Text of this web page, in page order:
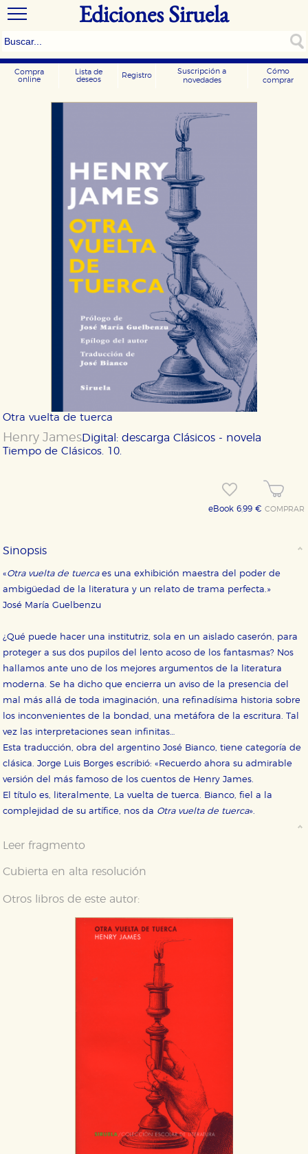
Ediciones Siruela
Compra
online
Lista de
deseos
Registro
Suscripción a
novedades
Cómo
comprar
Otra vuelta de tuerca
Henry James
Tiempo de Clásicos. 10.
Digital: descargaClásicos - novela
eBook 6,99 €COMPRAR
Sinopsis
«Otra vuelta de tuercaes una exhibición maestra del poder de
ambigüedad de la literatura y un relato de trama perfecta.»
José María Guelbenzu
¿Qué puede hacer una institutriz, sola en un aislado caserón, para
proteger a sus dos pupilos del lento acoso de los fantasmas? Nos
hallamos ante uno de los mejores argumentos de la literatura
moderna. Se ha dicho que encierra un aviso de la presencia del
mal más allá de toda imaginación, una refinadísima historia sobre
los inconvenientes de la bondad, una metáfora de la escritura. Tal
vez las interpretaciones sean infinitas…
Esta traducción, obra del argentino José Bianco, tiene categoría de
clásica. Jorge Luis Borges escribió: «Recuerdo ahora su admirable
versión del más famoso de los cuentos de Henry James.
El título es, literalmente, La vuelta de tuerca. Bianco, fiel a la
complejidad de su artífice, nos da Otra vuelta de tuerca».
Leer fragmento
Cubierta en alta resolución
Otros libros de este autor:
CONFIGURACIÓN DE COOKIES
HABILITAR TODO RECHAZAR TODO
Cookies necesarias
web funcione y no es posible deshabilitarlas desde
nuestro sistema. Es posible hacerlo desde el
correctamente.
Cookies de rendimiento y analíticas
Estas cookies se utilizan para mejorar su experiencia
de navegación y optimizar el funcionamiento de
nuestro sitio web. Almacenan configuraciones de
servicios para que no tenga que reconfigurarlos cada
vez que nos visita. La información es agregada y, por lo
Cookies de publicidad y redes sociales
Estas cookies son gestionadas por nuestros socios
publicitarios y se utilizan para mostrar publicidad
relevante para sus intereses en otros sitios. No
almacenan directamente información personal sino
que se basan en la identificación única de su
navegador y dispositivo de internet.
GUARDAR CONFIGURACIÓN